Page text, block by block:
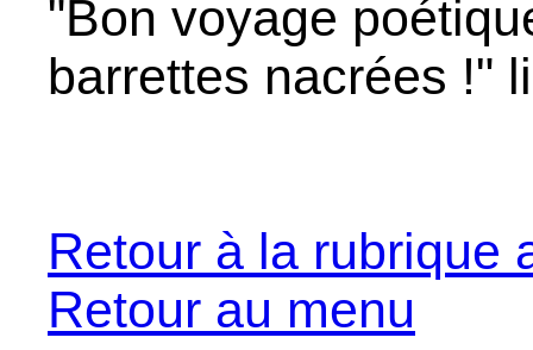
"Bon voyage
barrettes nacrées !"
Retour à la rubrique
Retour au menu